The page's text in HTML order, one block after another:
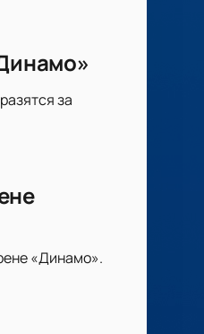
за
«Динамо».